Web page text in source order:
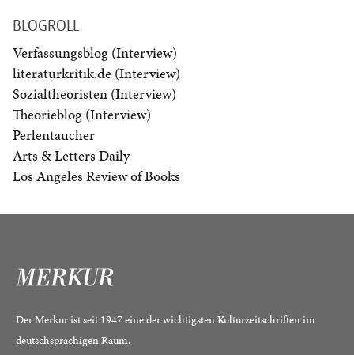
BLOGROLL
Verfassungsblog (Interview)
literaturkritik.de (Interview)
Sozialtheoristen (Interview)
Theorieblog (Interview)
Perlentaucher
Arts & Letters Daily
Los Angeles Review of Books
Der Merkur ist seit 1947 eine der wichtigsten Kulturzeitschriften im
deutschsprachigen Raum.